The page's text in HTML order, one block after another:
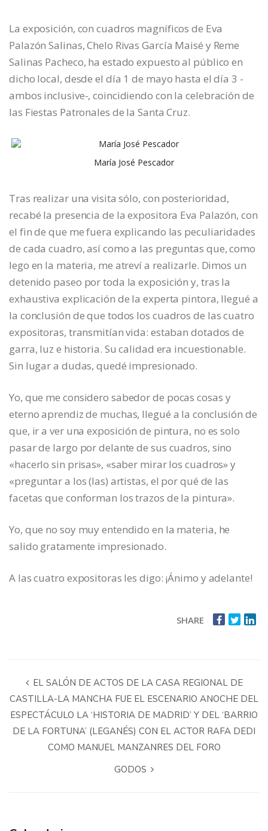
La exposición, con cuadros magníficos de Eva
Palazón Salinas, Chelo Rivas García Maisé y Reme
Salinas Pacheco, ha estado expuesto al público en
dicho local, desde el día 1 de mayo hasta el día 3 -
ambos inclusive-, coincidiendo con la celebración de
las Fiestas Patronales de la Santa Cruz.
María José Pescador
Tras realizar una visita sólo, con posterioridad,
recabé la presencia de la expositora Eva Palazón, con
el fin de que me fuera explicando las peculiaridades
de cada cuadro, así como a las preguntas que, como
lego en la materia, me atreví a realizarle. Dimos un
detenido paseo por toda la exposición y, tras la
exhaustiva explicación de la experta pintora, llegué a
la conclusión de que todos los cuadros de las cuatro
expositoras, transmitían vida: estaban dotados de
garra, luz e historia. Su calidad era incuestionable.
Sin lugar a dudas, quedé impresionado.
Yo, que me considero sabedor de pocas cosas y
eterno aprendiz de muchas, llegué a la conclusión de
que, ir a ver una exposición de pintura, no es solo
pasar de largo por delante de sus cuadros, sino
«hacerlo sin prisas», «saber mirar los cuadros» y
«preguntar a los (las) artistas, el por qué de las
facetas que conforman los trazos de la pintura».
Yo, que no soy muy entendido en la materia, he
salido gratamente impresionado.
A las cuatro expositoras les digo: ¡Ánimo y adelante!
SHARE
EL SALÓN DE ACTOS DE LA CASA REGIONAL DE
CASTILLA-LA MANCHA FUE EL ESCENARIO ANOCHE DEL
ESPECTÁCULO LA ‘HISTORIA DE MADRID’ Y DEL ‘BARRIO
DE LA FORTUNA’ (LEGANÉS) CON EL ACTOR RAFA DEDI
COMO MANUEL MANZANRES DEL FORO
GODOS